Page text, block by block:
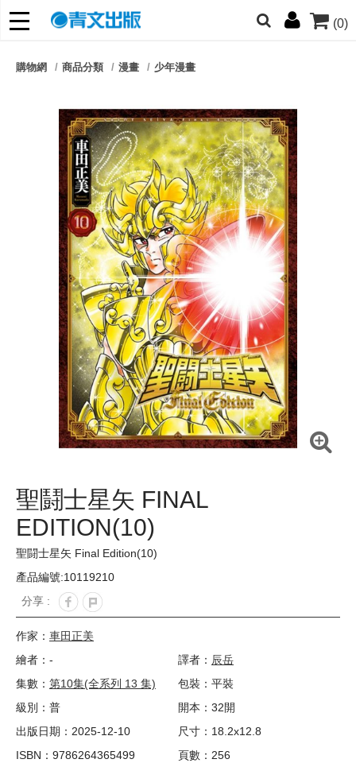
(0)
朋友們，提高警覺！
購物網 商品分類 漫畫 少年漫畫
聖鬪士星矢 FINAL
EDITION(10)
聖闘士星矢 Final Edition(10)
產品編號:10119210
分享 :
作家： 車田正美
繪者：-
譯者： 辰岳
集數： 第10集(全系列 13 集)
包裝：平裝
級別：普
開本：32開
出版日期：2025-12-10
尺寸：18.2x12.8
ISBN：9786264365499
頁數：256